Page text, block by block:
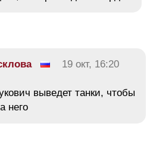
19 окт, 16:20
выведет танки, чтобы
него